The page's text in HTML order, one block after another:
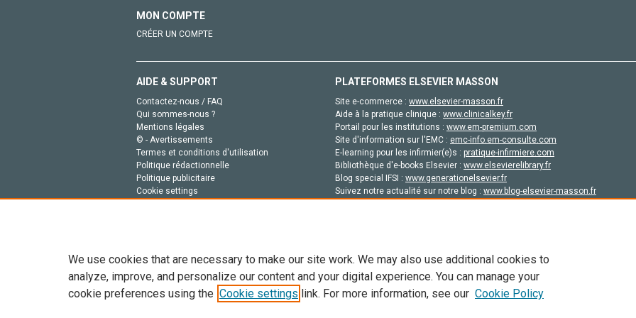
MON COMPTE
CRÉER UN COMPTE
AIDE & SUPPORT
Contactez-nous / FAQ
Qui sommes-nous ?
Mentions légales
© - Avertissements
Termes et conditions d'utilisation
Politique rédactionnelle
Politique publicitaire
Cookie settings
PLATEFORMES ELSEVIER MASSON
Site e-commerce : www.elsevier-masson.fr
Aide à la pratique clinique : www.clinicalkey.fr
Portail pour les institutions : www.em-premium.com
Site d'information sur l'EMC : emc-info.em-consulte.com
E-learning pour les infirmier(e)s : pratique-infirmiere.com
Bibliothèque d'e-books Elsevier : www.elsevierelibrary.fr
Blog special IFSI : www.generationelsevier.fr
Suivez notre actualité sur notre blog : www.blog-elsevier-masson.fr
Tout le contenu de ce site: Copyright © 2026 Elsevier, ses concédants de licence et ses contributeurs. Tout les droits sont réservés,
de données, a la formation en IA et aux technologies similaires. Pour tout contenu en libre accès, les conditions de licence
We use cookies that are necessary to make our site work. We may also use additional cookies to
analyze, improve, and personalize our content and your digital experience. You can manage your
cookie preferences using the Cookie settings link. For more information, see our Cookie Policy